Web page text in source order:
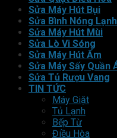
Sửa Máy Hút Bụi
Sửa Bình Nóng Lạnh
Sửa Máy Hút Mùi
Sửa Lò Vi Sóng
Sửa Máy Hút Ẩm
Sửa Máy Sấy Quần
Sửa Tủ Rượu Vang
TIN TỨC
Máy Giặt
Tủ Lạnh
Bếp Từ
Điều Hòa